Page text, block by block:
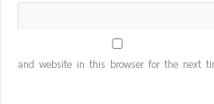
and website in this browser for the next